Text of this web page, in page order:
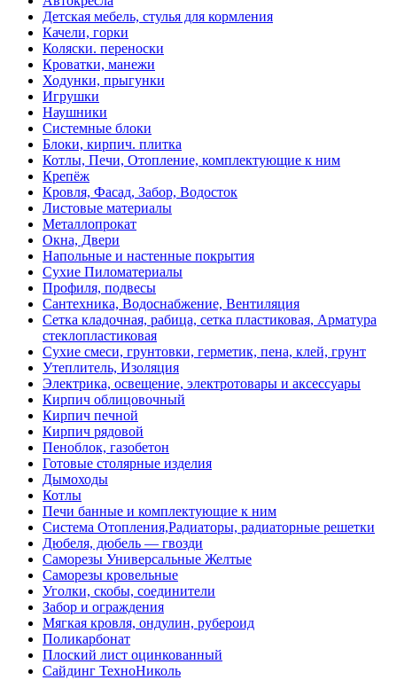
Детская мебель, стулья для кормления
Качели, горки
Коляски. переноски
Кроватки, манежи
Ходунки, прыгунки
Игрушки
Наушники
Системные блоки
Блоки, кирпич. плитка
Котлы, Печи, Отопление, комплектующие к ним
Крепёж
Кровля, Фасад, Забор, Водосток
Листовые материалы
Металлопрокат
Окна, Двери
Напольные и настенные покрытия
Сухие Пиломатериалы
Профиля, подвесы
Сантехника, Водоснабжение, Вентиляция
Сетка кладочная, рабица, сетка пластиковая, Арматура
стеклопластиковая
Сухие смеси, грунтовки, герметик, пена, клей, грунт
Утеплитель, Изоляция
Электрика, освещение, электротовары и аксессуары
Кирпич облицовочный
Кирпич печной
Кирпич рядовой
Пеноблок, газобетон
Готовые столярные изделия
Дымоходы
Котлы
Печи банные и комплектующие к ним
Система Отопления,Радиаторы, радиаторные решетки
Дюбеля, дюбель — гвозди
Саморезы Универсальные Желтые
Саморезы кровельные
Уголки, скобы, соединители
Забор и ограждения
Мягкая кровля, ондулин, рубероид
Поликарбонат
Плоский лист оцинкованный
Сайдинг ТехноНиколь